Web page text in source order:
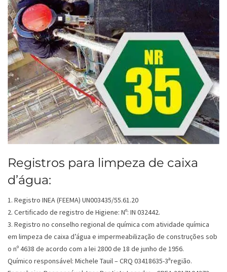
Registros para limpeza de caixa
d’água:
1. Registro INEA (FEEMA) UN003435/55.61.20
2. Certificado de registro de Higiene: Nº: IN 032442.
3. Registro no conselho regional de química com atividade química
em limpeza de caixa d’água e impermeabilização de construções sob
o nº 4638 de acordo com a lei 2800 de 18 de junho de 1956.
Químico responsável: Michele Tauil – CRQ 03418635-3ªregião.